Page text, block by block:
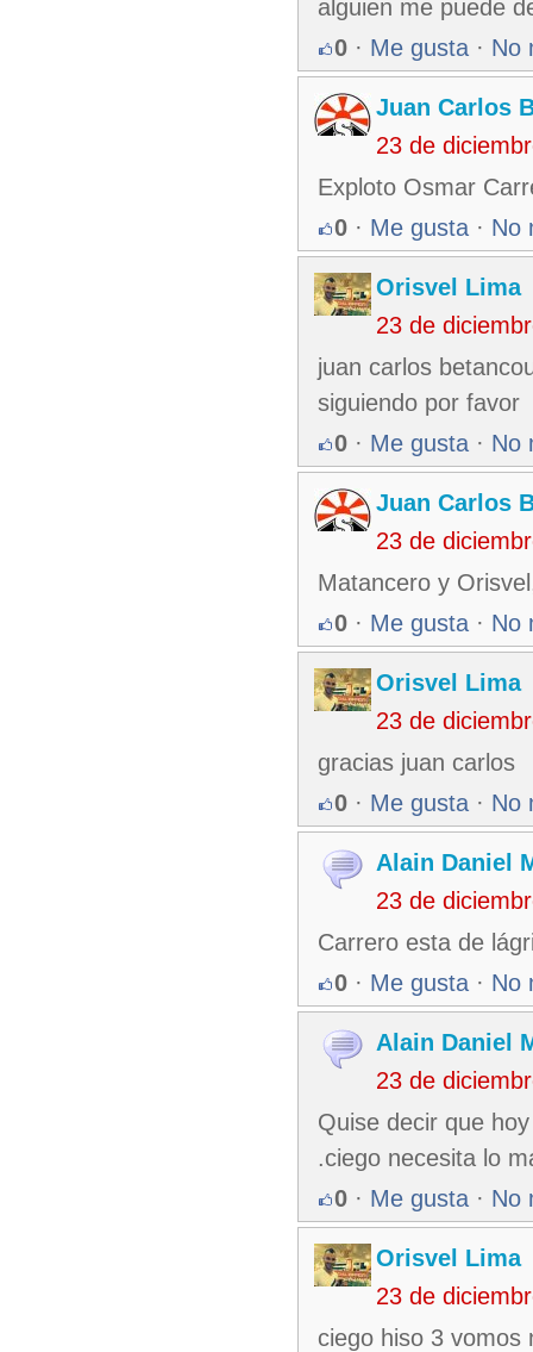
alguien me puede
0 · Me gusta · No
Juan Carlos
23 de
Exploto Osmar
0 · Me gusta · No
Orisvel Lima
23 de
juan carlos
siguiendo por favor
0 · Me gusta · No
Juan Carlos
23 de
Matancero y
0 · Me gusta · No
Orisvel Lima
23 de
gracias juan carlos
0 · Me gusta · No
Alain Daniel
23 de
Carrero esta de
0 · Me gusta · No
Alain Daniel
23 de
Quise decir que
.ciego necesita lo
0 · Me gusta · No
Orisvel Lima
23 de
ciego hiso 3 vomos